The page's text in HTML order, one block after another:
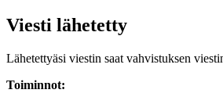
Viesti lähetetty
Lähetettyäsi viestin saat vahvistuksen
Toiminnot: